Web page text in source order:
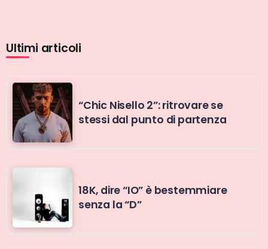
Ultimi articoli
“Chic Nisello 2”: ritrovare se
stessi dal punto di partenza
18K, dire “IO” è bestemmiare
senza la “D”